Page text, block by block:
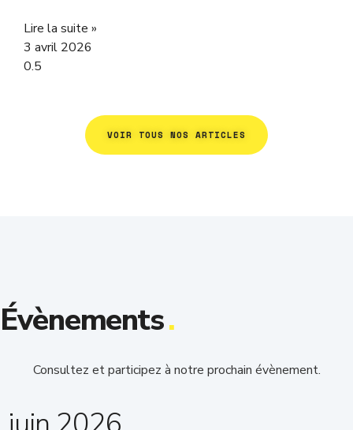
Lire la suite »
3 avril 2026
VOIR TOUS NOS ARTICLES
Évènements.
Consultez et participez à notre prochain évènement.